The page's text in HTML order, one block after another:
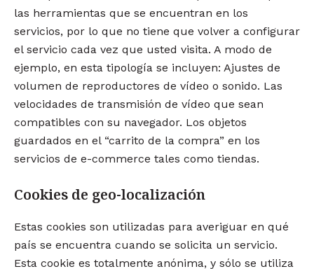
las herramientas que se encuentran en los
servicios, por lo que no tiene que volver a configurar
el servicio cada vez que usted visita. A modo de
ejemplo, en esta tipología se incluyen: Ajustes de
volumen de reproductores de vídeo o sonido. Las
velocidades de transmisión de vídeo que sean
compatibles con su navegador. Los objetos
guardados en el “carrito de la compra” en los
servicios de e-commerce tales como tiendas.
Cookies de geo-localización
Estas cookies son utilizadas para averiguar en qué
país se encuentra cuando se solicita un servicio.
Esta cookie es totalmente anónima, y sólo se utiliza